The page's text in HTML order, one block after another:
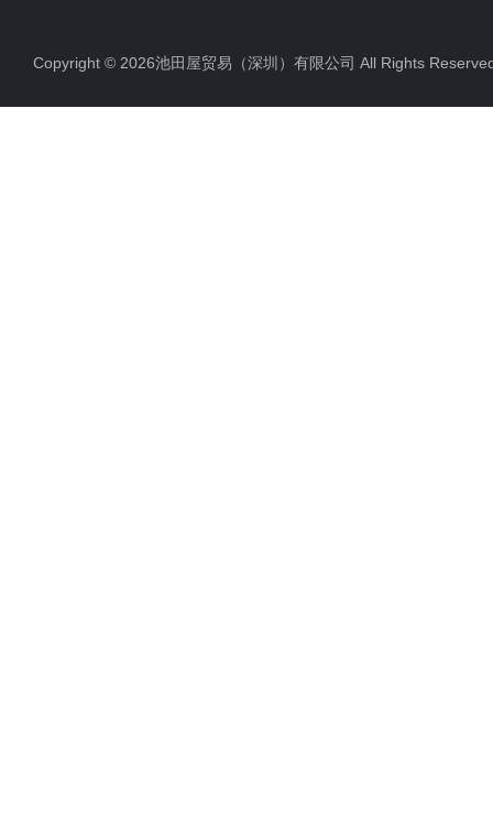
Copyright © 2026池田屋贸易（深圳）有限公司 All Rights